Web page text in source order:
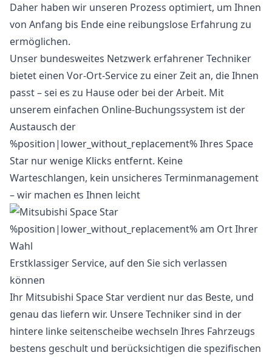
Daher haben wir unseren Prozess optimiert, um Ihnen
von Anfang bis Ende eine reibungslose Erfahrung zu
ermöglichen.
Unser bundesweites Netzwerk erfahrener Techniker
bietet einen Vor-Ort-Service zu einer Zeit an, die Ihnen
passt – sei es zu Hause oder bei der Arbeit. Mit
unserem einfachen Online-Buchungssystem ist der
Austausch der
%position|lower_without_replacement% Ihres Space
Star nur wenige Klicks entfernt. Keine
Warteschlangen, kein unsicheres Terminmanagement
– wir machen es Ihnen leicht
Erstklassiger Service, auf den Sie sich verlassen
können
Ihr Mitsubishi Space Star verdient nur das Beste, und
genau das liefern wir. Unsere Techniker sind in der
hintere linke seitenscheibe wechseln Ihres Fahrzeugs
bestens geschult und berücksichtigen die spezifischen